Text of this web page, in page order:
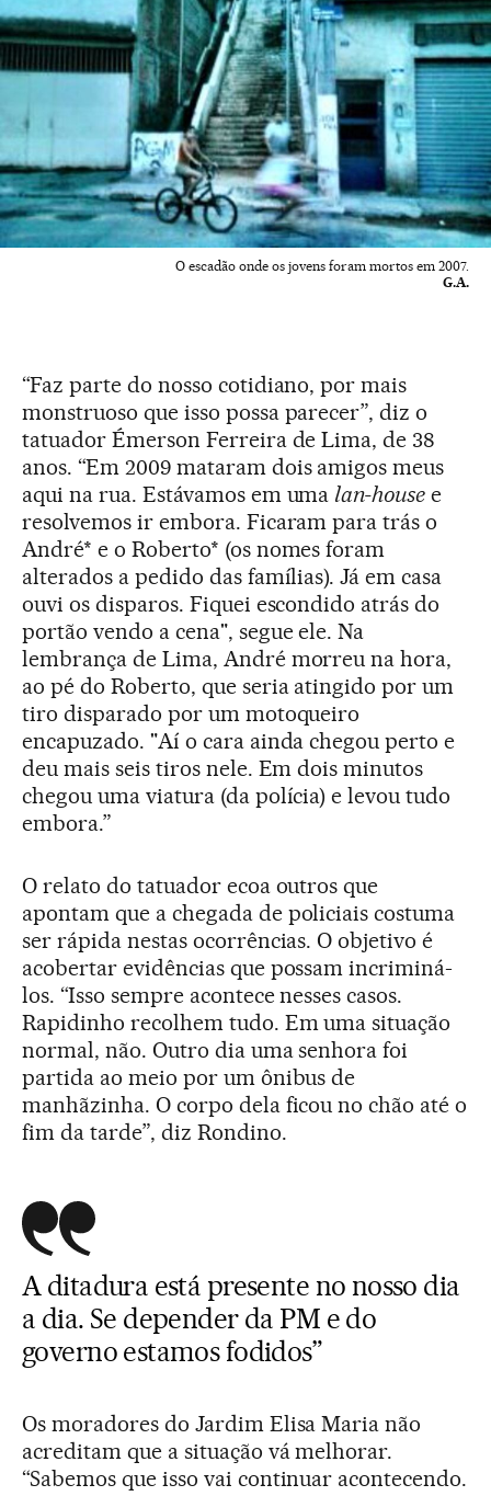
O escadão onde os jovens foram mortos em 2007.
G.A.
“Faz parte do nosso cotidiano, por mais
monstruoso que isso possa parecer”, diz o
tatuador Émerson Ferreira de Lima, de 38
anos. “Em 2009 mataram dois amigos meus
aqui na rua. Estávamos em uma lan-house e
resolvemos ir embora. Ficaram para trás o
André* e o Roberto* (os nomes foram
alterados a pedido das famílias). Já em casa
ouvi os disparos. Fiquei escondido atrás do
portão vendo a cena", segue ele. Na
lembrança de Lima, André morreu na hora,
ao pé do Roberto, que seria atingido por um
tiro disparado por um motoqueiro
encapuzado. "Aí o cara ainda chegou perto e
deu mais seis tiros nele. Em dois minutos
chegou uma viatura (da polícia) e levou tudo
embora.”
O relato do tatuador ecoa outros que
apontam que a chegada de policiais costuma
ser rápida nestas ocorrências. O objetivo é
acobertar evidências que possam incriminá-
los. “Isso sempre acontece nesses casos.
Rapidinho recolhem tudo. Em uma situação
normal, não. Outro dia uma senhora foi
partida ao meio por um ônibus de
manhãzinha. O corpo dela ficou no chão até o
fim da tarde”, diz Rondino.
A ditadura está presente no nosso dia
a dia. Se depender da PM e do
governo estamos fodidos”
Os moradores do Jardim Elisa Maria não
acreditam que a situação vá melhorar.
“Sabemos que isso vai continuar acontecendo.